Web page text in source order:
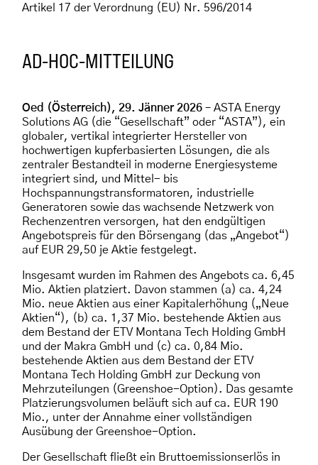
Artikel 17 der Verordnung (EU) Nr. 596/2014
AD-HOC-MITTEILUNG
Oed (Österreich), 29. Jänner 2026– ASTA Energy
Solutions AG (die “Gesellschaft” oder “ASTA”), ein
globaler, vertikal integrierter Hersteller von
hochwertigen kupferbasierten Lösungen, die als
zentraler Bestandteil in moderne Energiesysteme
integriert sind, und Mittel- bis
Hochspannungstransformatoren, industrielle
Generatoren sowie das wachsende Netzwerk von
Rechenzentren versorgen, hat den endgültigen
Angebotspreis für den Börsengang (das „Angebot“)
auf EUR 29,50 je Aktie festgelegt.
Insgesamt wurden im Rahmen des Angebots ca. 6,45
Mio. Aktien platziert. Davon stammen (a) ca. 4,24
Mio. neue Aktien aus einer Kapitalerhöhung („Neue
Aktien“), (b) ca. 1,37 Mio. bestehende Aktien aus
dem Bestand der ETV Montana Tech Holding GmbH
und der Makra GmbH und (c) ca. 0,84 Mio.
bestehende Aktien aus dem Bestand der ETV
Montana Tech Holding GmbH zur Deckung von
Mehrzuteilungen (Greenshoe-Option). Das gesamte
Platzierungsvolumen beläuft sich auf ca. EUR 190
Mio., unter der Annahme einer vollständigen
Ausübung der Greenshoe-Option.
Der Gesellschaft fließt ein Bruttoemissionserlös in